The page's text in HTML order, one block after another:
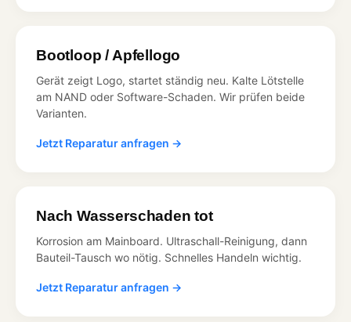
Bootloop / Apfellogo
Gerät zeigt Logo, startet ständig neu. Kalte Lötstelle
am NAND oder Software-Schaden. Wir prüfen beide
Varianten.
Jetzt Reparatur anfragen →
Nach Wasserschaden tot
Korrosion am Mainboard. Ultraschall-Reinigung, dann
Bauteil-Tausch wo nötig. Schnelles Handeln wichtig.
Jetzt Reparatur anfragen →